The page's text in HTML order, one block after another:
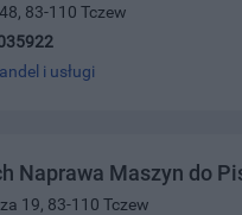
83-110 Tczew
i usługi
Naprawa Maszyn do
19, 83-110 Tczew